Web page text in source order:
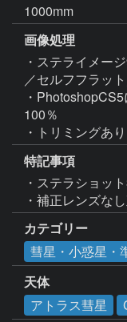
1000mm
画像処理
・ステライメー
／セルフフラッ
・
100％
・トリミングあ
特記事項
・ステラショッ
・補正レンズな
カテゴリー
彗星・小惑星・
天体
アトラス彗星